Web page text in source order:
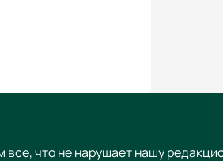
что не нарушает нашу